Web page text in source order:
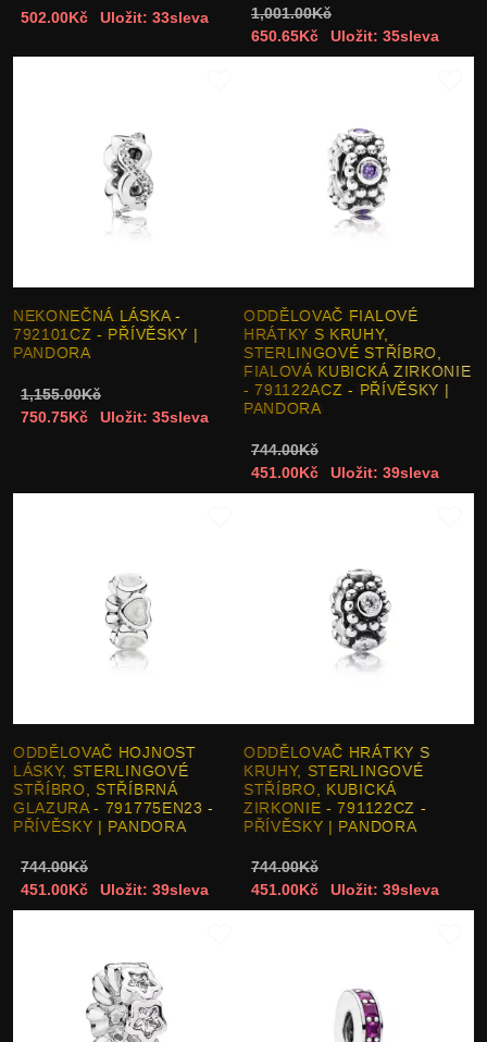
502.00Kč
Uložit: 33sleva
1,001.00Kč
650.65Kč
Uložit: 35sleva
NEKONEČNÁ LÁSKA -
792101CZ - PŘÍVĚSKY |
PANDORA
1,155.00Kč
750.75Kč
Uložit: 35sleva
ODDĚLOVAČ FIALOVÉ
HRÁTKY S KRUHY,
STERLINGOVÉ STŘÍBRO,
FIALOVÁ KUBICKÁ ZIRKONIE
- 791122ACZ - PŘÍVĚSKY |
PANDORA
744.00Kč
451.00Kč
Uložit: 39sleva
ODDĚLOVAČ HOJNOST
LÁSKY, STERLINGOVÉ
STŘÍBRO, STŘÍBRNÁ
GLAZURA - 791775EN23 -
PŘÍVĚSKY | PANDORA
744.00Kč
451.00Kč
Uložit: 39sleva
ODDĚLOVAČ HRÁTKY S
KRUHY, STERLINGOVÉ
STŘÍBRO, KUBICKÁ
ZIRKONIE - 791122CZ -
PŘÍVĚSKY | PANDORA
744.00Kč
451.00Kč
Uložit: 39sleva